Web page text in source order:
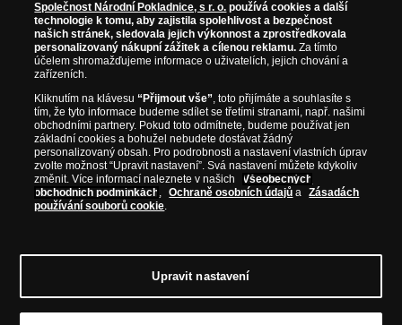
Společnost Národní Pokladnice, s r. o. používá cookies a další
technologie k tomu, aby zajistila spolehlivost a bezpečnost
našich stránek, sledovala jejich výkonnost a zprostředkovala
personalizovaný nákupní zážitek a cílenou reklamu. Za tímto
účelem shromažďujeme informace o uživatelích, jejich chování a
zařízeních.
Kliknutím na klávesu“Přijmout vše”, toto přijímáte a souhlasíte s
tím, že tyto informace budeme sdílet se třetími stranami, např. našimi
obchodními partnery. Pokud toto odmítnete, budeme používat jen
základní cookies a bohužel nebudete dostávat žádný
personalizovaný obsah. Pro podrobnosti a nastavení vlastních úprav
zvolte možnost “Upravit nastavení”. Svá nastavení můžete kdykoliv
změnit. Více informací naleznete v našich
Všeobecných
obchodních podmínkách , Ochraně osobních údajů a
Zásadách
používání souborů cookie.
Upravit nastavení